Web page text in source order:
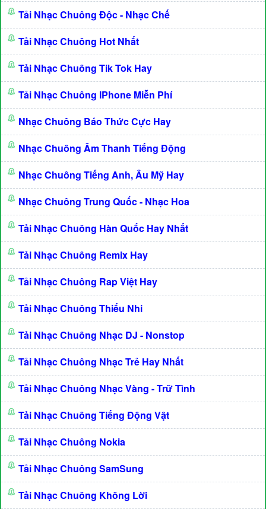
Tải Nhạc Chuông Độc - Nhạc Chế
Tải Nhạc Chuông Hot Nhất
Tải Nhạc Chuông Tik Tok Hay
Tải Nhạc Chuông IPhone Miễn Phí
Nhạc Chuông Báo Thức Cực Hay
Nhạc Chuông Âm Thanh Tiếng Động
Nhạc Chuông Tiếng Anh, Âu Mỹ Hay
Nhạc Chuông Trung Quốc - Nhạc Hoa
Tải Nhạc Chuông Hàn Quốc Hay Nhất
Tải Nhạc Chuông Remix Hay
Tải Nhạc Chuông Rap Việt Hay
Tải Nhạc Chuông Thiếu Nhi
Tải Nhạc Chuông Nhạc DJ - Nonstop
Tải Nhạc Chuông Nhạc Trẻ Hay Nhất
Tải Nhạc Chuông Nhạc Vàng - Trữ Tình
Tải Nhạc Chuông Tiếng Động Vật
Tải Nhạc Chuông Nokia
Tải Nhạc Chuông SamSung
Tải Nhạc Chuông Không Lời